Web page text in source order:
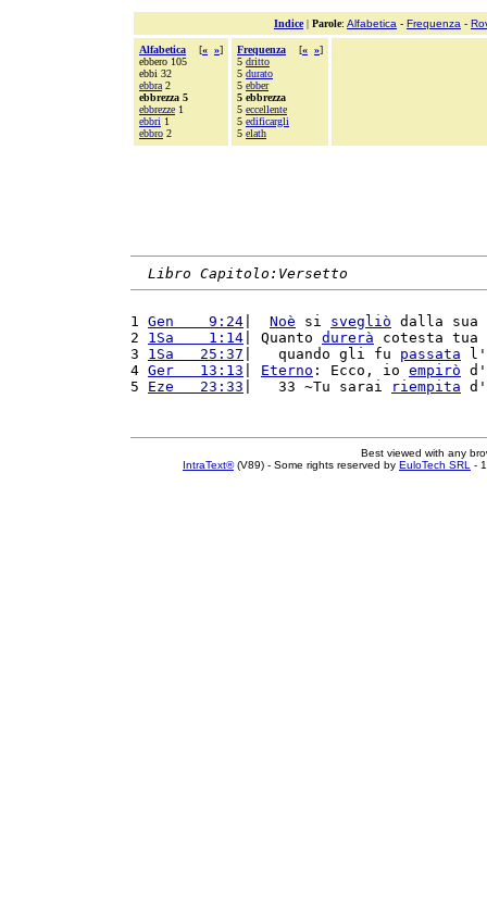
Indice| Parole: Alfabetica - Frequenza -
Alfabetica [« »]
ebbero 105
ebbi 32
ebbra 2
ebbrezza 5
ebbrezze 1
ebbri 1
ebbro 2
Frequenza [« »]
5 dritto
5 durato
5 ebber
5 ebbrezza
5 eccellente
5 edificargli
5 elath
Libro Capitolo:Versetto
1 Gen    9:24 Noè si svegliò dalla sua
2 1Sa    1:14 | Quanto durerà cotesta tua
3 1Sa   25:37 |   quando gli fu passata l'
4 Ger   13:13 Eterno : Ecco, io empirò d'
5 Eze   23:33 |   33 ~Tu sarai riempita d'
Best viewed with any
IntraText®(V89) - Some rights reserved by EuloTech SRL -